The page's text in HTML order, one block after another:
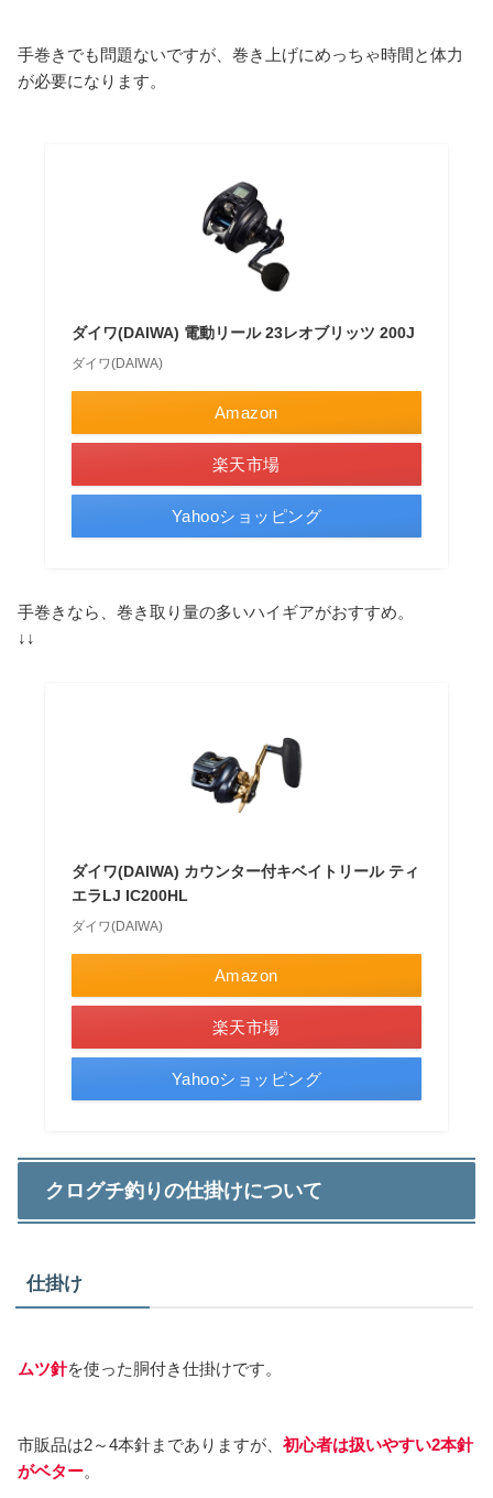
手巻きでも問題ないですが、巻き上げにめっちゃ時間と体力
が必要になります。
ダイワ(DAIWA) 電動リール 23レオブリッツ 200J
ダイワ(DAIWA)
Amazon
楽天市場
Yahooショッピング
手巻きなら、巻き取り量の多いハイギアがおすすめ。
↓↓
ダイワ(DAIWA) カウンター付キベイトリール ティ
エラLJ IC200HL
ダイワ(DAIWA)
Amazon
楽天市場
Yahooショッピング
クログチ釣りの仕掛けについて
仕掛け
ムツ針を使った胴付き仕掛けです。
市販品は2～4本針までありますが、 初心者は扱いやすい2本針
がベター。